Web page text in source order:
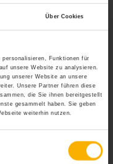
Über Cookies
Funktionen für
unsere Website zu analysieren.
unserer Website an unsere
Unsere Partner führen diese
die Sie ihnen bereitgestellt
gesammelt haben. Sie geben
weiterhin nutzen.
Netzwerke, zunutze.
besonders
von Datenschutz
sich andererseits
verlorene oder
Viele Betriebe
keine ausreichende
Abschluss einer